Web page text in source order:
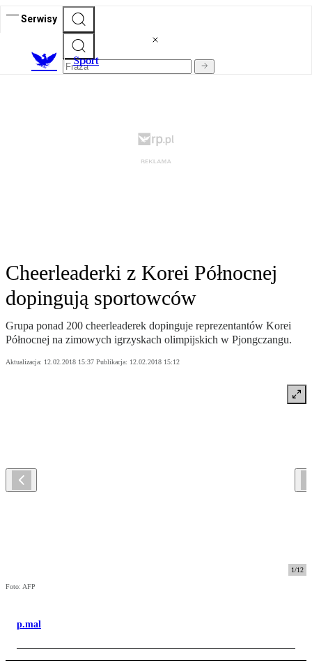
Serwisy
Sport
Cheerleaderki z Korei Północnej
dopingują sportowców
Grupa ponad 200 cheerleaderek dopinguje reprezentantów Korei
Północnej na zimowych igrzyskach olimpijskich w Pjongczangu.
Aktualizacja: 12.02.2018 15:37 Publikacja: 12.02.2018 15:12
1/12
Foto: AFP
p.mal